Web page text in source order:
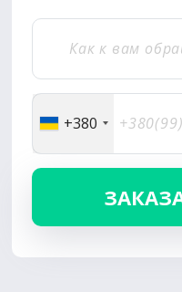
+380